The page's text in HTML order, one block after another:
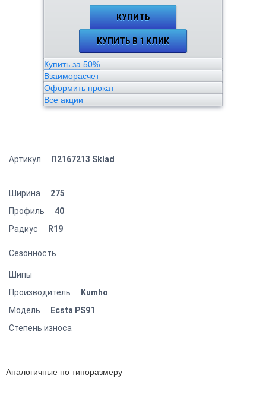
КУПИТЬ
КУПИТЬ В 1 КЛИК
Купить за 50%
Взаиморасчет
Оформить прокат
Все акции
Артикул П2167213 Sklad
Ширина
275
Профиль
40
Радиус
R19
Сезонность
Шипы
Производитель
Kumho
Модель
Ecsta PS91
Степень износа
Аналогичные по типоразмеру